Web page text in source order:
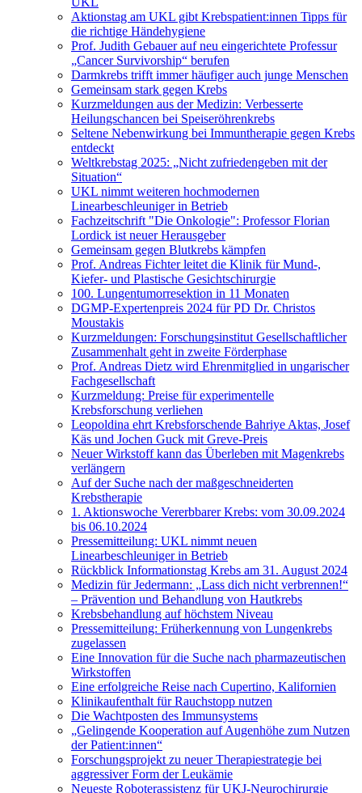
Aktionstag am UKL gibt Krebspatient:innen Tipps für
die richtige Händehygiene
Prof. Judith Gebauer auf neu eingerichtete Professur
„Cancer Survivorship“ berufen
Darmkrebs trifft immer häufiger auch junge Menschen
Gemeinsam stark gegen Krebs
Kurzmeldungen aus der Medizin: Verbesserte
Heilungschancen bei Speiseröhrenkrebs
Seltene Nebenwirkung bei Immuntherapie gegen Krebs
entdeckt
Weltkrebstag 2025: „Nicht zufriedengeben mit der
Situation“
UKL nimmt weiteren hochmodernen
Linearbeschleuniger in Betrieb
Fachzeitschrift "Die Onkologie": Professor Florian
Lordick ist neuer Herausgeber
Gemeinsam gegen Blutkrebs kämpfen
Prof. Andreas Fichter leitet die Klinik für Mund-,
Kiefer- und Plastische Gesichtschirurgie
100. Lungentumorresektion in 11 Monaten
DGMP-Expertenpreis 2024 für PD Dr. Christos
Moustakis
Kurzmeldungen: Forschungsinstitut Gesellschaftlicher
Zusammenhalt geht in zweite Förderphase
Prof. Andreas Dietz wird Ehrenmitglied in ungarischer
Fachgesellschaft
Kurzmeldung: Preise für experimentelle
Krebsforschung verliehen
Leopoldina ehrt Krebsforschende Bahriye Aktas, Josef
Käs und Jochen Guck mit Greve-Preis
Neuer Wirkstoff kann das Überleben mit Magenkrebs
verlängern
Auf der Suche nach der maßgeschneiderten
Krebstherapie
1. Aktionswoche Vererbbarer Krebs: vom 30.09.2024
bis 06.10.2024
Pressemitteilung: UKL nimmt neuen
Linearbeschleuniger in Betrieb
Rückblick Informationstag Krebs am 31. August 2024
Medizin für Jedermann: „Lass dich nicht verbrennen!“
– Prävention und Behandlung von Hautkrebs
Krebsbehandlung auf höchstem Niveau
Pressemitteilung: Früherkennung von Lungenkrebs
zugelassen
Eine Innovation für die Suche nach pharmazeutischen
Wirkstoffen
Eine erfolgreiche Reise nach Cupertino, Kalifornien
Klinikaufenthalt für Rauchstopp nutzen
Die Wachtposten des Immunsystems
„Gelingende Kooperation auf Augenhöhe zum Nutzen
der Patient:innen“
Forschungsprojekt zu neuer Therapiestrategie bei
aggressiver Form der Leukämie
Neueste Roboterassistenz für UKJ-Neurochirurgie